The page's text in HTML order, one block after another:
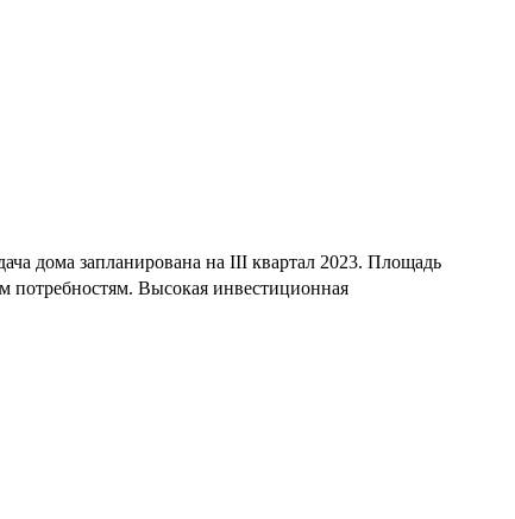
дома запланирована на III квартал 2023. Площадь
потребностям. Высокая инвестиционная